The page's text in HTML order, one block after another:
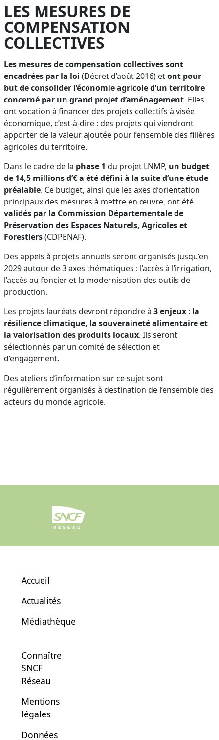
LES MESURES DE
COMPENSATION
COLLECTIVES
Les mesures de compensation collectives sont
encadrées par la loi (Décret d’août 2016) etont pour
but de consolider l’économie agricole d’un territoire
concerné par un grand projet d’aménagement. Elles
ont vocation à financer des projets collectifs à visée
économique, c’est-à-dire : des projets qui viendront
apporter de la valeur ajoutée pour l’ensemble des filières
agricoles du territoire.
Dans le cadre de la phase 1 du projet LNMP, un budget
de 14,5 millions d’€ a été défini à la suite d’une étude
préalable. Ce budget, ainsi que les axes d’orientation
principaux des mesures à mettre en œuvre, ont été
validés par la Commission Départementale de
Préservation des Espaces Naturels, Agricoles et
Forestiers(CDPENAF).
Des appels à projets annuels seront organisés jusqu’en
2029 autour de 3 axes thématiques : l’accès à l’irrigation,
l’accès au foncier et la modernisation des outils de
production.
Les projets lauréats devront répondre à 3 enjeux : la
résilience climatique, la souveraineté alimentaire et
la valorisation des produits locaux. Ils seront
sélectionnés par un comité de sélection et
d’engagement.
Des ateliers d’information sur ce sujet sont
régulièrement organisés à destination de l’ensemble des
acteurs du monde agricole.
Accueil
Actualités
Médiathèque
Connaître
SNCF
Réseau
Mentions
légales
Données